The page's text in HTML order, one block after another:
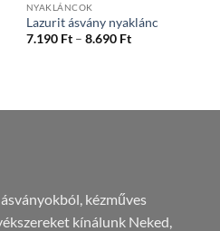
NYAKLÁNCOK
Lazurit ásvány nyaklánc
7.190 Ft – 8.690 FtÁrtartomány:
kézműves
kínálunk Neked,